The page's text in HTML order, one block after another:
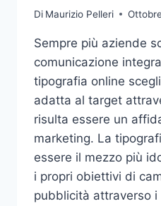
Di Maurizio Pelleri
Sempre più aziende
comunicazione
tipografia online
adatta al target
risulta essere un
marketing. La
essere il mezzo più
i propri obiettivi di
pubblicità attraverso